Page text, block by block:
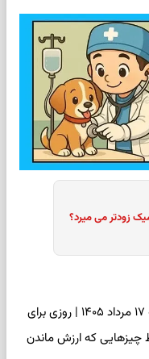
زودتر می میرد؟
فال سرنوشت امروز شنبه ۱۷ مرداد ۱۴۰۵ | روزی برای
چیزهایی که ارزش ماندن